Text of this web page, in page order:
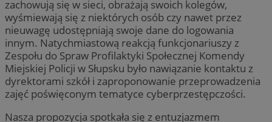
zachowują się w sieci, obrażają swoich kolegów,
wyśmiewają się z niektórych osób czy nawet przez
nieuwagę udostępniają swoje dane do logowania
innym. Natychmiastową reakcją funkcjonariuszy z
Zespołu do Spraw Profilaktyki Społecznej Komendy
Miejskiej Policji w Słupsku było nawiązanie kontaktu z
dyrektorami szkół i zaproponowanie przeprowadzenia
zajęć poświęconym tematyce cyberprzestępczości.
Nasza propozycja spotkała się z entuzjazmem